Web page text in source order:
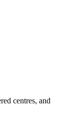
centres, and